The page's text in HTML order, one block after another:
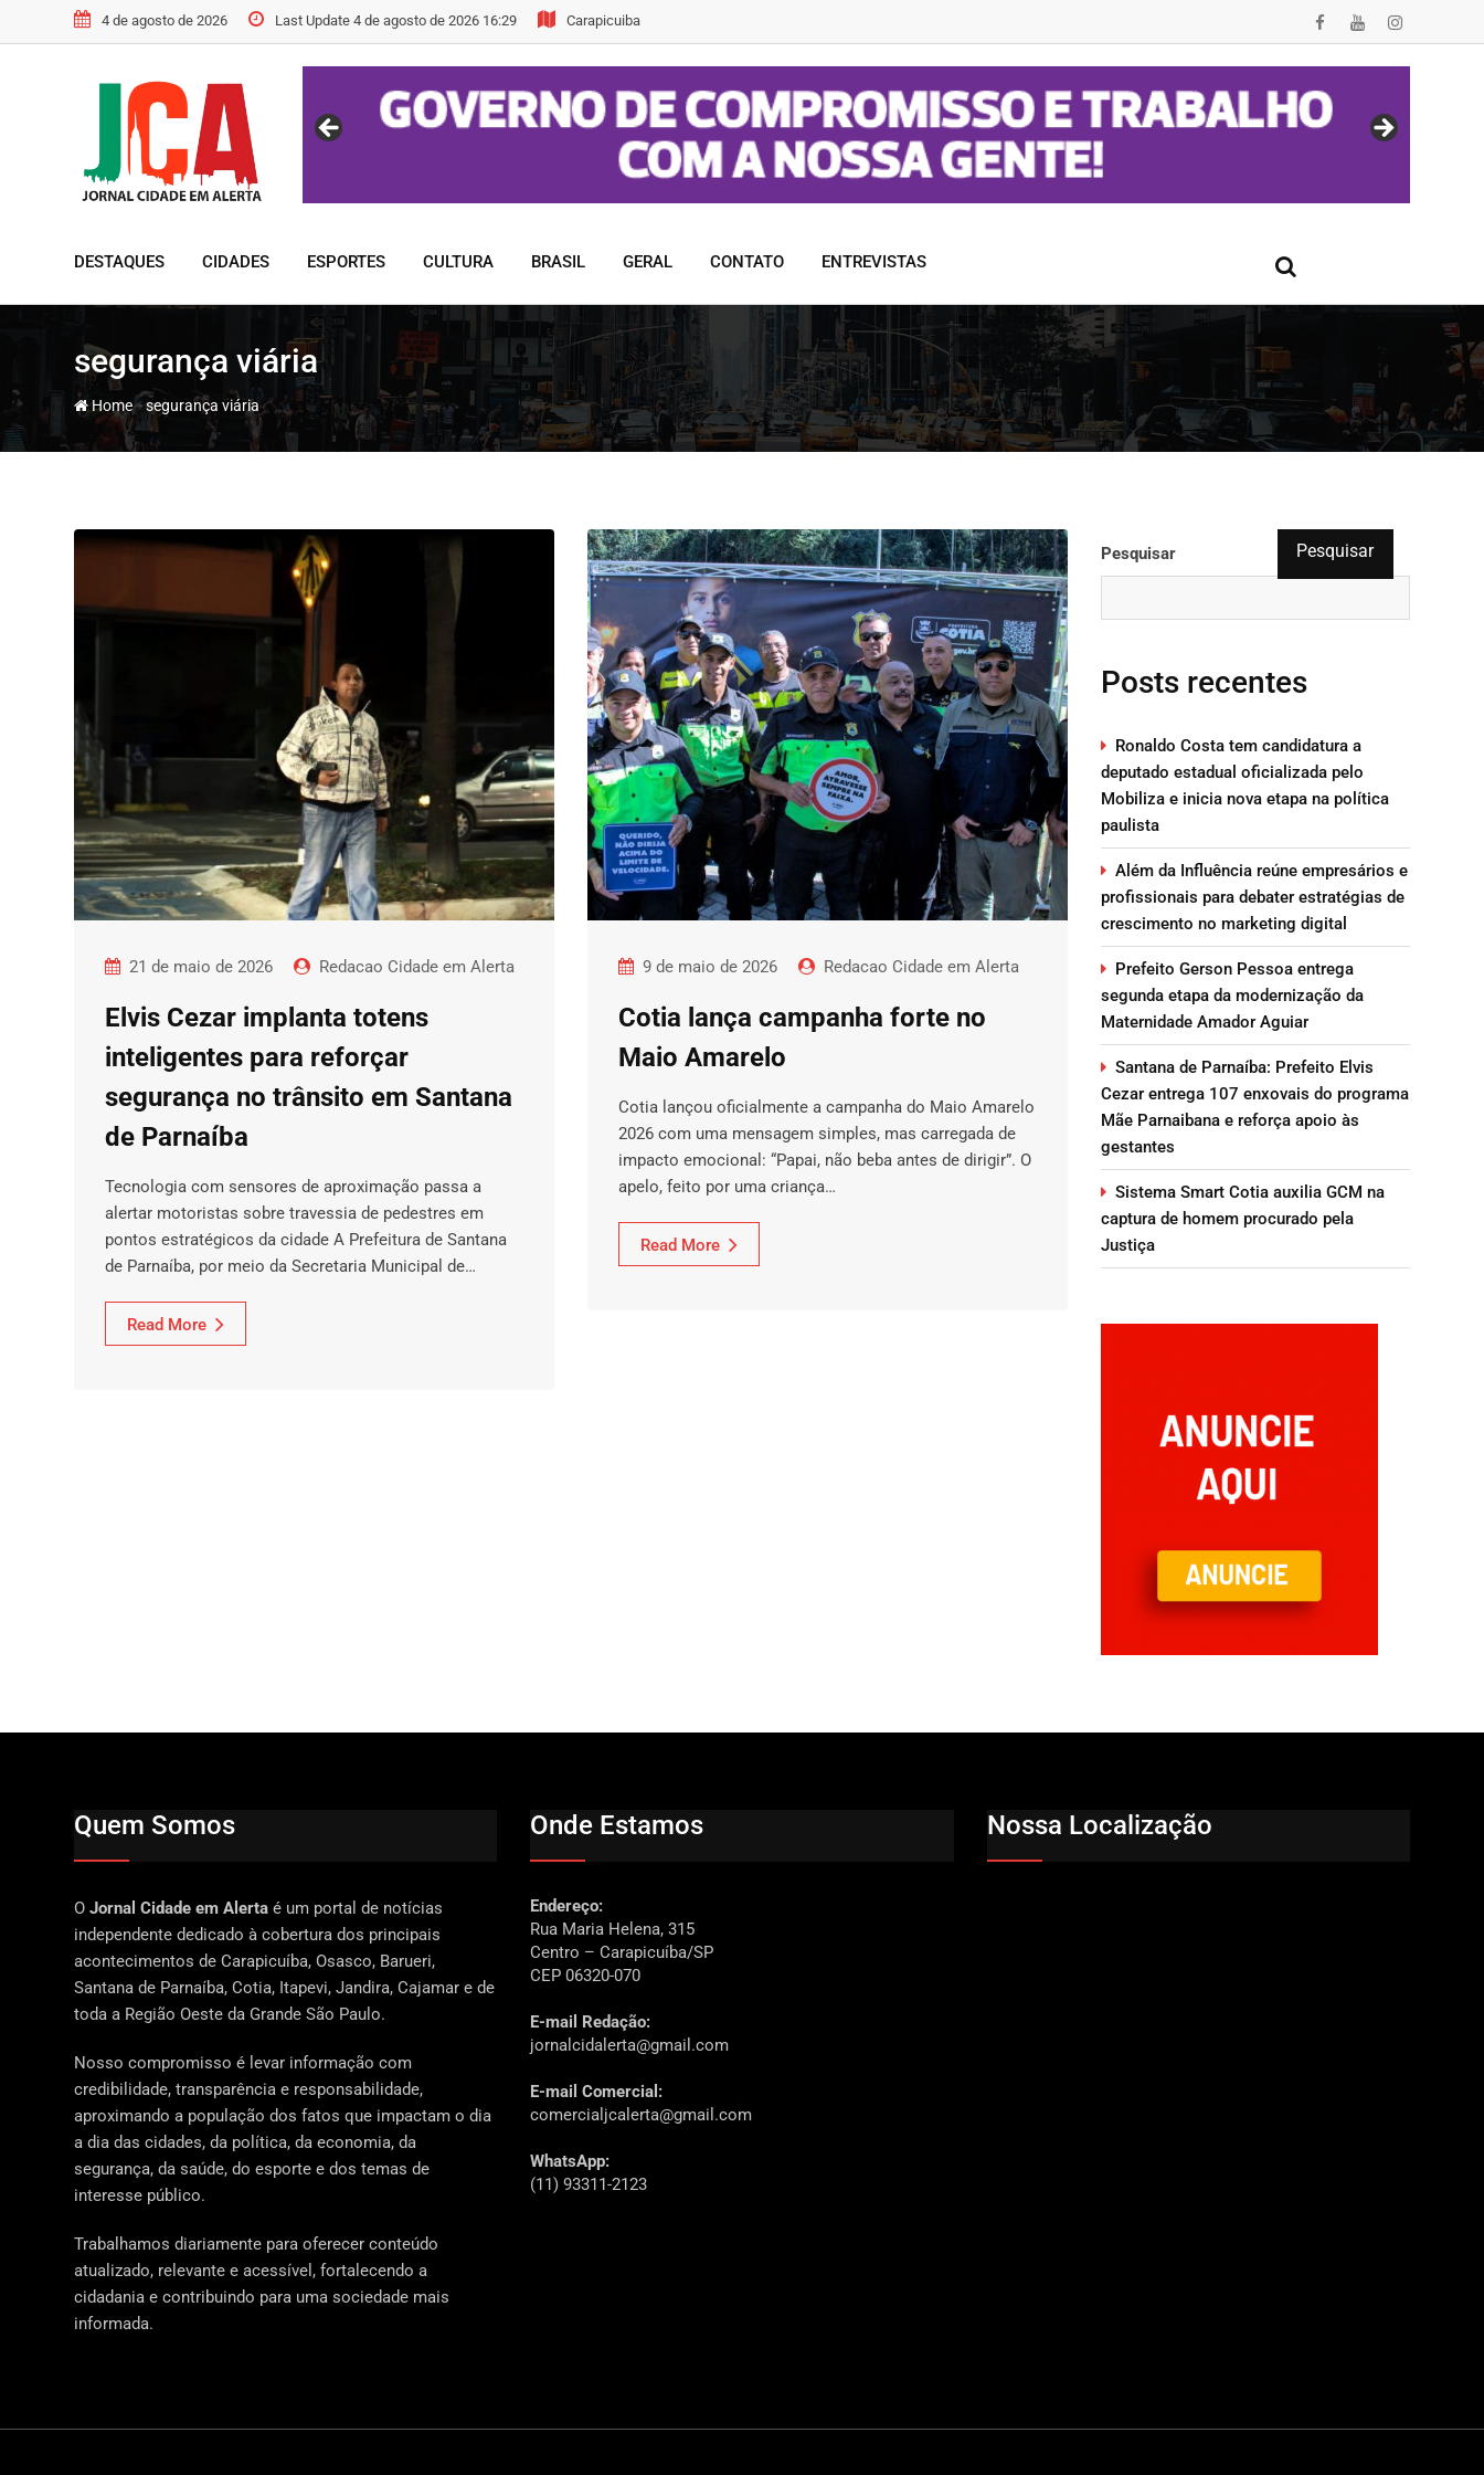
to
4 de agosto de 2026 Last Update 4 de agosto de 2026 16:29 Carapicuiba
DESTAQUES CIDADES ESPORTES CULTURA BRASIL GERAL CONTATO ENTREVISTAS
segurança viária
Home-segurança viária
21 de maio de 2026 Redacao Cidade em Alerta
Elvis Cezar implanta totens
inteligentes para reforçar
segurança no trânsito em Santana
de Parnaíba
Tecnologia com sensores de aproximação passa a
alertar motoristas sobre travessia de pedestres em
pontos estratégicos da cidade A Prefeitura de Santana
de Parnaíba, por meio da Secretaria Municipal de…
Read More
9 de maio de 2026 Redacao Cidade em Alerta
Cotia lança campanha forte no
Maio Amarelo
Cotia lançou oficialmente a campanha do Maio Amarelo
2026 com uma mensagem simples, mas carregada de
impacto emocional: “Papai, não beba antes de dirigir”. O
apelo, feito por uma criança…
Read More
Pesquisar Pesquisar
Posts recentes
Ronaldo Costa tem candidatura a
deputado estadual oficializada pelo
Mobiliza e inicia nova etapa na política
paulista
Além da Influência reúne empresários e
profissionais para debater estratégias de
crescimento no marketing digital
Prefeito Gerson Pessoa entrega
segunda etapa da modernização da
Maternidade Amador Aguiar
Santana de Parnaíba: Prefeito Elvis
Cezar entrega 107 enxovais do programa
Mãe Parnaibana e reforça apoio às
gestantes
Sistema Smart Cotia auxilia GCM na
captura de homem procurado pela
Justiça
Quem Somos
O Jornal Cidade em Alerta é um portal de notícias
independente dedicado à cobertura dos principais
acontecimentos de Carapicuíba, Osasco, Barueri,
Santana de Parnaíba, Cotia, Itapevi, Jandira, Cajamar e de
toda a Região Oeste da Grande São Paulo.
Nosso compromisso é levar informação com
credibilidade, transparência e responsabilidade,
aproximando a população dos fatos que impactam o dia
a dia das cidades, da política, da economia, da
segurança, da saúde, do esporte e dos temas de
interesse público.
Trabalhamos diariamente para oferecer conteúdo
atualizado, relevante e acessível, fortalecendo a
cidadania e contribuindo para uma sociedade mais
informada.
Onde Estamos
Endereço:
Rua Maria Helena, 315
Centro – Carapicuíba/SP
CEP 06320-070
E-mail Redação:
jornalcidalerta@gmail.com
E-mail Comercial:
comercialjcalerta@gmail.com
WhatsApp:
(11) 93311-2123
Nossa Localização